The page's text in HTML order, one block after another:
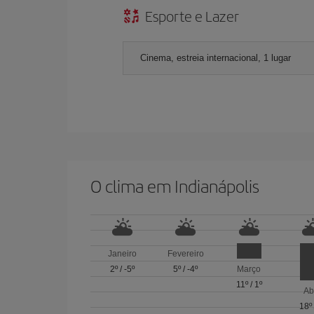
Esporte e Lazer
Cinema, estreia internacional, 1 lugar
O clima em Indianápolis
Janeiro
2º/ -5º
Fevereiro
5º /-4º
Março
11º/ 1º
18º